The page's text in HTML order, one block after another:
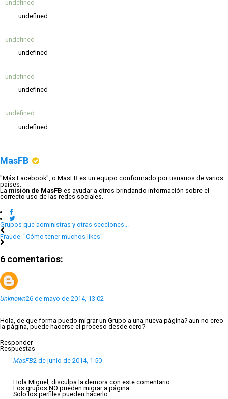
undefined
undefined
undefined
undefined
undefined
undefined
undefined
undefined
MasFB
"Más Facebook", o MasFB es un equipo conformado por usuarios de varios
países.
La misión de MasFB es ayudar a otros brindando información sobre el
correcto uso de las redes sociales.
Grupos que administras y otras secciones...
Fraude: "Cómo tener muchos likes"
6 comentarios:
Unknown26 de mayo de 2014, 13:02
Hola, de que forma puedo migrar un Grupo a una nueva página? aun no creo
la página, puede hacerse el proceso desde cero?
Responder
Respuestas
MasFB2 de junio de 2014, 1:50
Hola Miguel, disculpa la demora con este comentario...
Los grupos NO pueden migrar a página.
Solo los perfiles pueden hacerlo.